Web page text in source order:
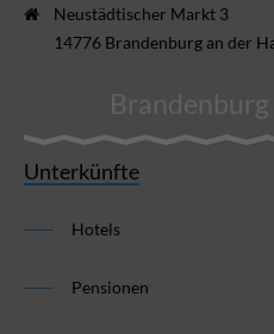
Neustädtischer Markt 3
14776 Brandenburg an der
Brandenburg
Unterkünfte
Hotels
Pensionen